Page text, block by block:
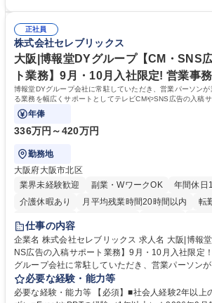
生に関する業務等■健康診断、産業医面談、休職・
ポート■社内ルールの運用・各種社内案内■その他
部門業務 募集職種 【大阪/総務・人事（労務）担当者】3Dプリンター事
業/NTTデータG/年休129日
アが磨けます。 ◎NTTデータグループであり福利
もに、働き方改革も推進しています。 学歴・資格 学歴：大学院 大学 高専
短大 専修学校 語学力： 資格：
正社員
株式会社セレブリックス
大阪|博報堂DYグループ【CM・SNS
ト業務】9月・10月入社限定! 営業事務
博報堂DYグループ会社に常駐していただき、営業パーソン
る業務を幅広くサポートとしてテレビCMやSNS広告の入稿
アシスタントとしての業務をお任せします。
年俸
336万円～420万円
勤務地
大阪府大阪市北区
業界未経験歓迎
副業・WワークOK
年間休日
介護休暇あり
月平均残業時間20時間以内
転
未経験者歓迎
完全週休2日制
交通費支給 駅近5分以内
仕事の内容
企業名 株式会社セレブリックス 求人名 大阪|博報堂DYグループ【CM・S
NS広告の入稿サポート業務】9月・10月入社限定！ 仕事の内容 博報堂
グループ会社に常駐していただき、営業パーソン
生する業務を幅広くサポートとしてテレビCMや
ト、進行管理等 部内アシスタントとしての業務をお任
必要な経験・能力等
必要な経験・能力等 【必須】■社会人経験2年以上